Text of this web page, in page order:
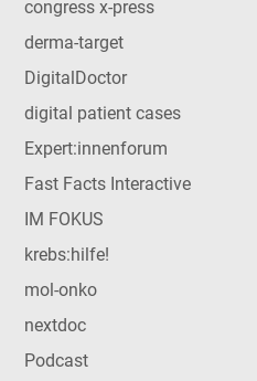
congress x-press
derma-target
DigitalDoctor
digital patient cases
Expert:innenforum
Fast Facts Interactive
IM FOKUS
krebs:hilfe!
mol-onko
nextdoc
Podcast